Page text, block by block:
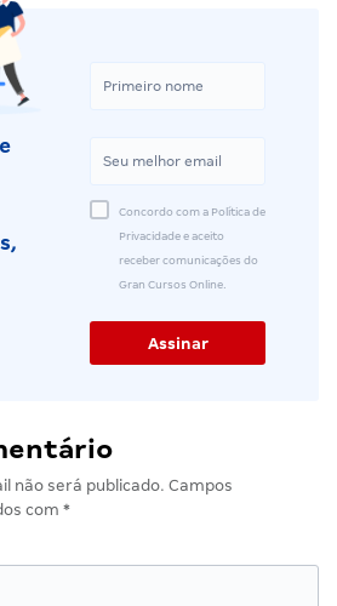
Concordo com a Política de
Privacidade e aceito
receber comunicações do
Gran Cursos Online.
não será publicado. Campos
com *